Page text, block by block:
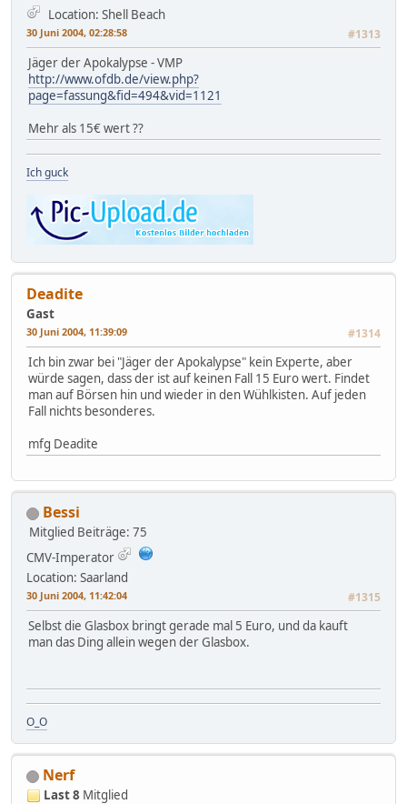
Location: Shell Beach
30 Juni 2004, 02:28:58 #1313
Jäger der Apokalypse - VMP
http://www.ofdb.de/view.php?
page=fassung&fid=494&vid=1121
Mehr als 15€ wert ??
Ich guck
Deadite
Gast
30 Juni 2004, 11:39:09 #1314
Ich bin zwar bei "Jäger der Apokalypse" kein Experte, aber
würde sagen, dass der ist auf keinen Fall 15 Euro wert. Findet
man auf Börsen hin und wieder in den Wühlkisten. Auf jeden
Fall nichts besonderes.
mfg Deadite
Bessi
Mitglied Beiträge: 75
CMV-Imperator
Location: Saarland
30 Juni 2004, 11:42:04 #1315
Selbst die Glasbox bringt gerade mal 5 Euro, und da kauft
man das Ding allein wegen der Glasbox.
O_O
Nerf
Last 8 Mitglied